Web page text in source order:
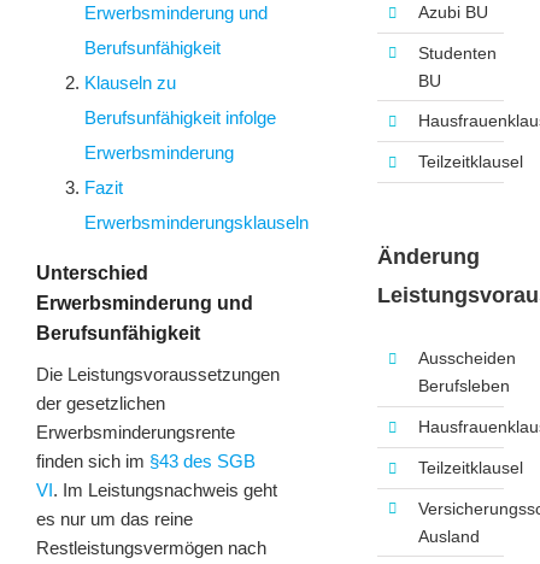
Erwerbsminderung und
Berufsunfähigkeit
Klauseln zu
Berufsunfähigkeit infolge
Erwerbsminderung
Fazit
Erwerbsminderungsklauseln
Unterschied
Erwerbsminderung und
Berufsunfähigkeit
Die Leistungsvoraussetzungen
der gesetzlichen
Erwerbsminderungsrente
finden sich im §43 des SGB
VI. Im Leistungsnachweis geht
es nur um das reine
Restleistungsvermögen nach
Azubi BU
Studenten
BU
Teilzeitklausel
Änderung
Ausscheiden
Berufsleben
Teilzeitklausel
Ausland